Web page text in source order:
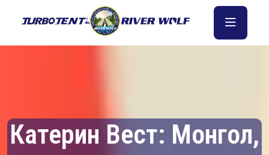
Катерин Вест: Монгол,